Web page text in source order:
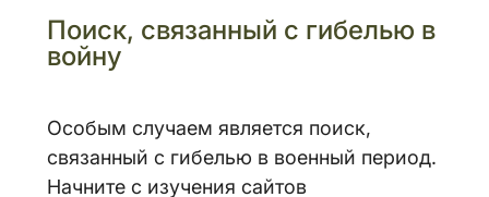
Поиск, связанный с гибелью в
войну
Особым случаем является поиск,
связанный с гибелью в военный период.
Начните с изучения сайтов